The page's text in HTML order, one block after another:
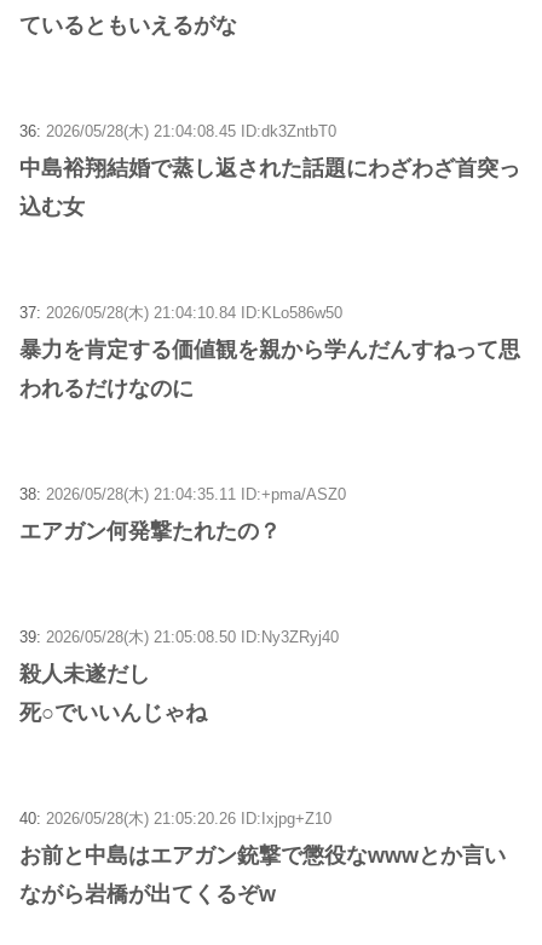
ているともいえるがな
36: 2026/05/28(木) 21:04:08.45 ID:dk3ZntbT0
中島裕翔結婚で蒸し返された話題にわざわざ首突っ
込む女
37: 2026/05/28(木) 21:04:10.84 ID:KLo586w50
暴力を肯定する価値観を親から学んだんすねって思
われるだけなのに
38: 2026/05/28(木) 21:04:35.11 ID:+pma/ASZ0
エアガン何発撃たれたの？
39: 2026/05/28(木) 21:05:08.50 ID:Ny3ZRyj40
殺人未遂だし
死○でいいんじゃね
40: 2026/05/28(木) 21:05:20.26 ID:Ixjpg+Z10
お前と中島はエアガン銃撃で懲役なwwwとか言い
ながら岩橋が出てくるぞw